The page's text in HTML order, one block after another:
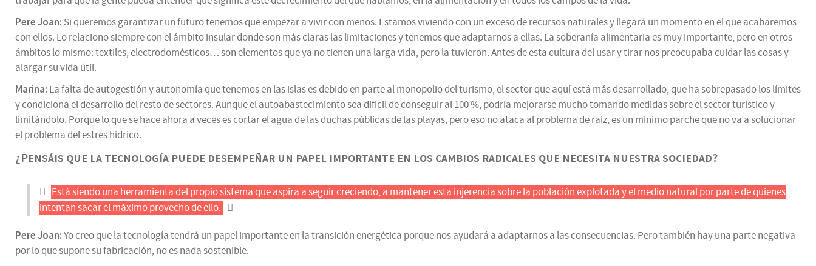
Pere Joan: Si queremos garantizar un futuro tenemos que empezar a vivir con menos. Estamos viviendo con un exceso de recursos naturales y llegará un momento en el que acabaremos
con ellos. Lo relaciono siempre con el ámbito insular donde son más claras las limitaciones y tenemos que adaptarnos a ellas. La soberanía alimentaria es muy importante, pero en otros
ámbitos lo mismo: textiles, electrodomésticos… son elementos que ya no tienen una larga vida, pero la tuvieron. Antes de esta cultura del usar y tirar nos preocupaba cuidar las cosas y
alargar su vida útil.
Marina: La falta de autogestión y autonomía que tenemos en las islas es debido en parte al monopolio del turismo, el sector que aquí está más desarrollado, que ha sobrepasado los límites
y condiciona el desarrollo del resto de sectores. Aunque el autoabastecimiento sea difícil de conseguir al 100 %, podría mejorarse mucho tomando medidas sobre el sector turístico y
limitándolo. Porque lo que se hace ahora a veces es cortar el agua de las duchas públicas de las playas, pero eso no ataca al problema de raíz, es un mínimo parche que no va a solucionar
el problema del estrés hídrico.
¿Pensáis que la tecnología puede desempeñar un papel importante en los cambios radicales que necesita nuestra sociedad?
Está siendo una herramienta del propio sistema que aspira a seguir creciendo, a mantener esta injerencia sobre la población explotada y el medio natural por parte de quienes
intentan sacar el máximo provecho de ello.
Pere Joan:Yo creo que la tecnología tendrá un papel importante en la transición energética porque nos ayudará a adaptarnos a las consecuencias. Pero también hay una parte negativa
por lo que supone su fabricación, no es nada sostenible.